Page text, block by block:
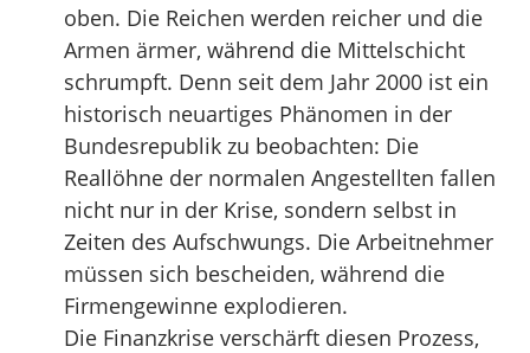
oben. Die Reichen werden reicher und die
Armen ärmer, während die Mittelschicht
schrumpft. Denn seit dem Jahr 2000 ist ein
historisch neuartiges Phänomen in der
Bundesrepublik zu beobachten: Die
Reallöhne der normalen Angestellten fallen
nicht nur in der Krise, sondern selbst in
Zeiten des Aufschwungs. Die Arbeitnehmer
müssen sich bescheiden, während die
Firmengewinne explodieren.
Die Finanzkrise verschärft diesen Prozess,